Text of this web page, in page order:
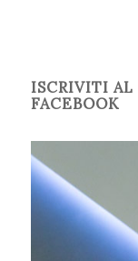
ISCRIVITI AL
FACEBOOK